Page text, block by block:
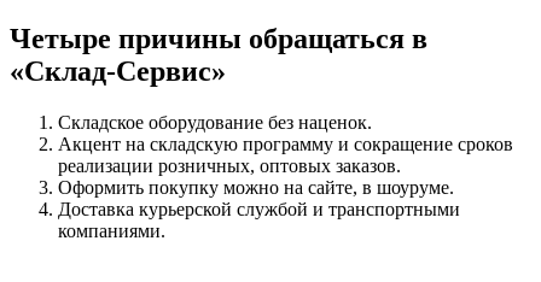
Четыре причины обращаться в
«Склад-Сервис»
Складское оборудование без наценок.
Акцент на складскую программу и сокращение сроков
реализации розничных, оптовых заказов.
Оформить покупку можно на сайте, в шоуруме.
Доставка курьерской службой и транспортными
компаниями.